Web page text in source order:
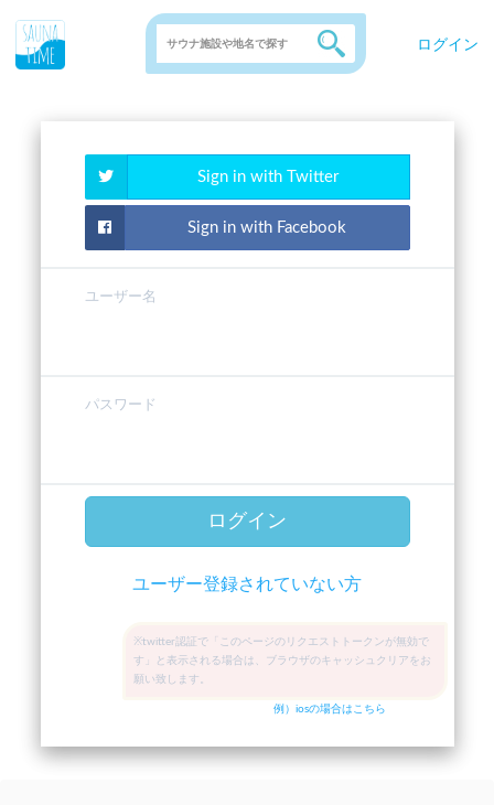
ログイン
Sign in with Twitter
Sign in with Facebook
ユーザー名
パスワード
ログイン
ユーザー登録されていない方
※twitter認証で「このページのリクエストトークンが無効で
す」と表示される場合は、ブラウザのキャッシュクリアをお
願い致します。
例）iosの場合はこちら